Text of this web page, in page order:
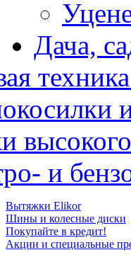
Дача,
и
Вытяжки Elikor
Шины и колесные диски
Покупайте в кредит!
Акции и специальные